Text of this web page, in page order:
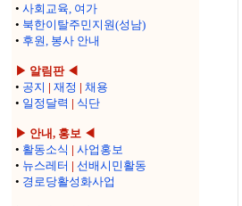
• 사회교육, 여가
• 북한이탈주민지원(성남)
• 후원, 봉사 안내
▶ 알림판 ◀
• 공지 | 재정 | 채용
• 일정달력 | 식단
▶ 안내, 홍보 ◀
• 활동소식 | 사업홍보
• 뉴스레터 | 선배시민활동
• 경로당활성화사업